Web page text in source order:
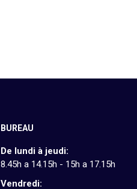
BUREAU
De lundi à jeudi:
8.45h a 14.15h - 15h a 17.15h
Vendredi: